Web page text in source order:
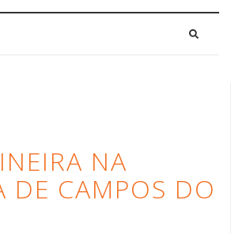
NA
DE CAMPOS DO